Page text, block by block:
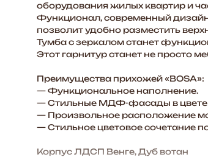
оборудования жилых квартир и
Функционал, современный дизайн
позволит удобно разместить
Тумба с зеркалом станет
Этот гарнитур станет не просто
Преимущества прихожей «BOSA»:
— Функциональное наполнение.
— Стильные МДФ-фасады в цвете
— Произвольное расположение
— Стильное цветовое сочетание
Корпус ЛДСП Венге, Дуб вотан